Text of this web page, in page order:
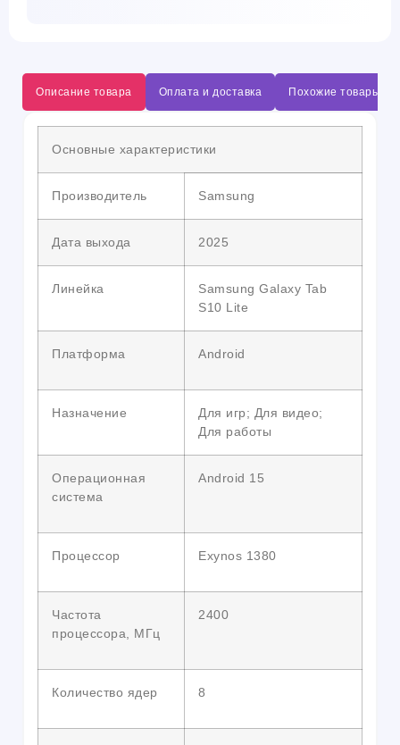
Описание товара Оплата и доставка Похожие товары
Основные характеристики
Производитель Samsung
Дата выхода 2025
Линейка
Samsung Galaxy Tab
S10 Lite
Платформа Android
Назначение
Для игр; Для видео;
Для работы
Операционная
система
Android 15
Процессор Exynos 1380
Частота
процессора, МГц
2400
Количество ядер 8